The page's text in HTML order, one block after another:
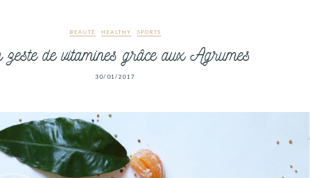
BEAUTÉ HEALTHY SPORTS
de vitamines grâce aux Agrumes
30/01/2017